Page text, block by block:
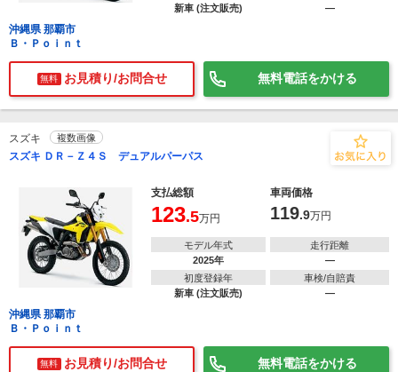
新車 (注文販売)
―
沖縄県 那覇市
Ｂ・Ｐｏｉｎｔ
無料 お見積り/お問合せ 無料電話をかける
スズキ 複数画像
スズキ ＤＲ－Ｚ４Ｓ デュアルパーパス
支払総額 車両価格
123.5万円 119.9万円
モデル年式
2025年
走行距離
―
初度登録年
新車 (注文販売)
車検/自賠責
―
沖縄県 那覇市
Ｂ・Ｐｏｉｎｔ
無料 お見積り/お問合せ 無料電話をかける